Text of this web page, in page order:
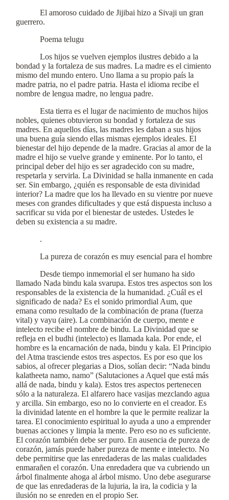
El amoroso cuidado de Jijibai hizo a Sivaji un gran
guerrero.
Poema telugu
Los hijos se vuelven ejemplos ilustres debido a la
bondad y la fortaleza de sus madres. La madre es el cimiento
mismo del mundo entero. Uno llama a su propio país la
madre patria, no el padre patria. Hasta el idioma recibe el
nombre de lengua madre, no lengua padre.
Esta tierra es el lugar de nacimiento de muchos hijos
nobles, quienes obtuvieron su bondad y fortaleza de sus
madres. En aquellos días, las madres les daban a sus hijos
una buena guía siendo ellas mismas ejemplos ideales. El
bienestar del hijo depende de la madre. Gracias al amor de la
madre el hijo se vuelve grande y eminente. Por lo tanto, el
principal deber del hijo es ser agradecido con su madre,
respetarla y servirla. La Divinidad se halla inmanente en cada
ser. Sin embargo, ¿quién es responsable de esta divinidad
interior? La madre que los ha llevado en su vientre por nueve
meses con grandes dificultades y que está dispuesta incluso a
sacrificar su vida por el bienestar de ustedes. Ustedes le
deben su existencia a su madre.
.
La pureza de corazón es muy esencial para el hombre
Desde tiempo inmemorial el ser humano ha sido
llamado Nada bindu kala svarupa. Estos tres aspectos son los
responsables de la existencia de la humanidad. ¿Cuál es el
significado de nada? Es el sonido primordial Aum, que
emana como resultado de la combinación de prana (fuerza
vital) y vayu (aire). La combinación de cuerpo, mente e
intelecto recibe el nombre de bindu. La Divinidad que se
refleja en el budhi (intelecto) es llamada kala. Por ende, el
hombre es la encarnación de nada, bindu y kala. El Principio
del Atma trasciende estos tres aspectos. Es por eso que los
sabios, al ofrecer plegarias a Dios, solían decir: “Nada bindu
kalatheeta namo, namo” (Salutaciones a Aquel que está más
allá de nada, bindu y kala). Estos tres aspectos pertenecen
sólo a la naturaleza. El alfarero hace vasijas mezclando agua
y arcilla. Sin embargo, eso no lo convierte en el creador. Es
la divinidad latente en el hombre la que le permite realizar la
tarea. El conocimiento espiritual lo ayuda a uno a emprender
buenas acciones y limpia la mente. Pero eso no es suficiente.
El corazón también debe ser puro. En ausencia de pureza de
corazón, jamás puede haber pureza de mente e intelecto. No
debe permitirse que las enredaderas de las malas cualidades
enmarañen el corazón. Una enredadera que va cubriendo un
árbol finalmente ahoga al árbol mismo. Uno debe asegurarse
de que las enredaderas de la lujuria, la ira, la codicia y la
ilusión no se enreden en el propio Ser.